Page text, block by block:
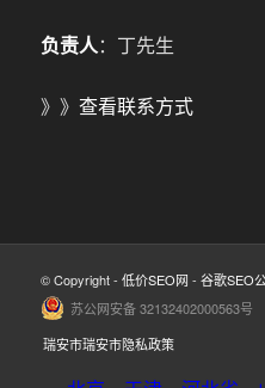
负责人：丁先生
》》 查看联系方式
© Copyright - 低价SEO网 - 谷歌SEO
苏公网安备 32132402000563号
瑞安市瑞安市隐私政策